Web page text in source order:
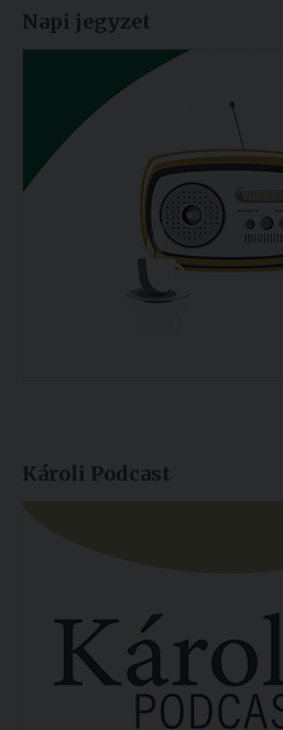
Napi jegyzet
Károli Podcast